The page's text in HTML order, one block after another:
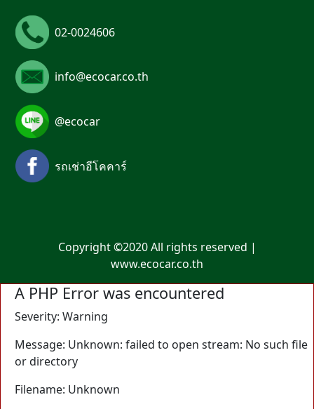
02-0024606
info@ecocar.co.th
@ecocar
รถเช่าอีโคคาร์
Copyright ©2020 All rights reserved |
www.ecocar.co.th
A PHP Error was encountered
Severity: Warning
Message: Unknown: failed to open stream: No such file
or directory
Filename: Unknown